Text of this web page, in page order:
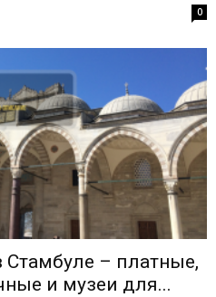
0
Стамбуле – платные,
и музеи для...